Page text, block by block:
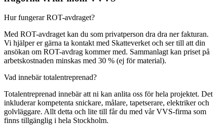
Hur fungerar ROT-avdraget?
Med ROT-avdraget kan du som privatperson dra dra ner fakturan.
Vi hjälper er gärna ta kontakt med Skatteverket och ser till att din
ansökan om ROT-avdrag kommer med. Sammanlagt kan priset på
arbetskostnaden minskas med 30 % (ej för material).
Vad innebär totalentreprenad?
Totalentreprenad innebär att ni kan anlita oss för hela projektet. Det
inkluderar kompetenta snickare, målare, tapetserare, elektriker och
golvläggare. Allt detta och lite till får du med vår VVS-firma som
finns tillgänglig i hela Stockholm.